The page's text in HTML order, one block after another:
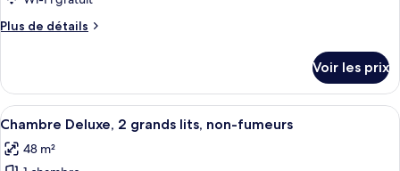
non-
fumeurs
chambre :
très
grand
lit,
Plus de détails
Plus
le
type
de
Chambre
Voir les prix
Afficher
toutes
les
Une chambre d’hôtel avec deux lits,
5
Chambre Deluxe, 2 grands lits, non-fumeurs
48 m²